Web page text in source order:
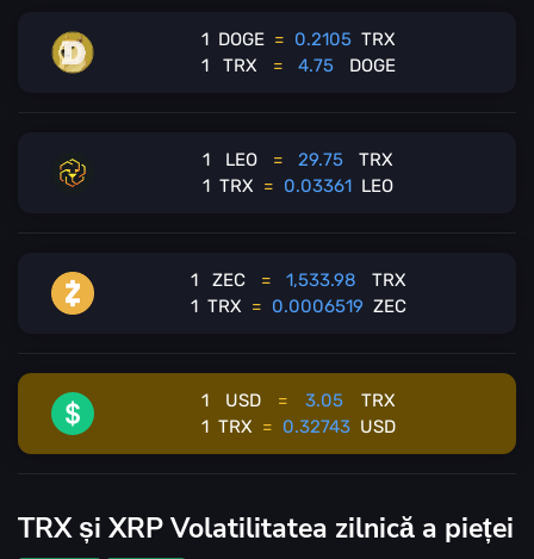
1 DOGE = 0.2105 TRX
1
TRX = 4.75 DOGE
1 LEO = 29.75
TRX
1 TRX = 0.03361 LEO
1 ZEC = 1,533.98
TRX
1 TRX = 0.0006519 ZEC
1 USD = 3.05
TRX
1 TRX = 0.32743 USD
TRX și XRP Volatilitatea zilnică a pieței